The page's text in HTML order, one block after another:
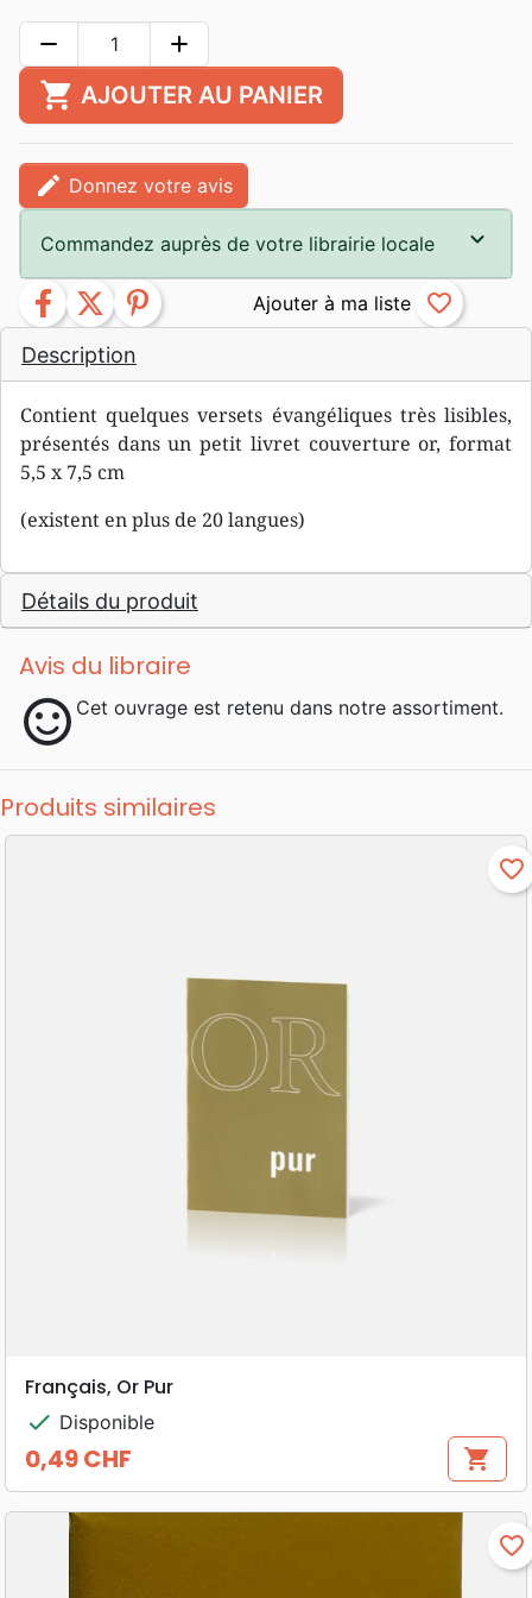
Description
Contient quelques versets évangéliques très lisibles,
présentés dans un petit livret couverture or, format
5,5 x 7,5 cm
(existent en plus de 20 langues)
Détails du produit
Avis du libraire
sentiment_satisfied Cet ouvrage est retenu dans notre assortiment.
remove add
shopping_cart AJOUTER AU PANIER
edit Donnez votre avis
Commandez auprès de votre librairie locale
facebook twitter pinterest favorite_border
Produits similaires
favorite_border
Français, Or Pur
check Disponible
Prix
0,49 CHF shopping_cart
favorite_border